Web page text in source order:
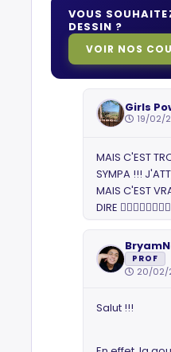
VOUS
DESSIN ?
VOIR NOS
Girls
19/02/
MAIS C'EST
SYMPA !!!
MAIS C'EST
DIRE
PROF
20/02/
Salut !!!